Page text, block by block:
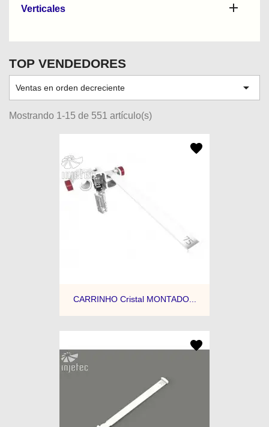
Verticales

TOP VENDEDORES
Ventas en orden decreciente 
Mostrando 1-15 de 551 artículo(s)
CARRINHO Cristal MONTADO...